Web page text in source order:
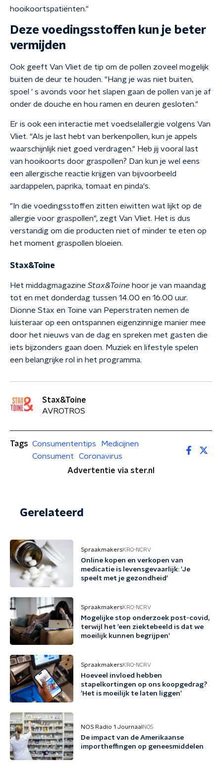
hooikoortspatiënten."
Deze voedingsstoffen kun je beter
vermijden
Ook geeft Van Vliet de tip om de pollen zoveel mogelijk
buiten de deur te houden. "Hang je was niet buiten,
spoel ' s avonds voor het slapen gaan de pollen van je af
onder de douche en hou ramen en deuren gesloten."
Er is ook een interactie met voedselallergie volgens Van
Vliet. "Als je last hebt van berkenpollen, kun je appels
waarschijnlijk niet goed verdragen." Heb jij vooral last
van hooikoorts door graspollen? Dan kun je wel eens
een allergische reactie krijgen van bijvoorbeeld
aardappelen, paprika, tomaat en pinda's.
"In die voedingsstoffen zitten eiwitten wat lijkt op de
allergie voor graspollen", zegt Van Vliet. Het is dus
verstandig om die producten niet of minder te eten op
het moment graspollen bloeien.
Stax&Toine
Het middagmagazine Stax&Toine hoor je van maandag
tot en met donderdag tussen 14.00 en 16.00 uur.
Dionne Stax en Toine van Peperstraten nemen de
luisteraar op een ontspannen eigenzinnige manier mee
door het nieuws van de dag en spreken met gasten die
iets bijzonders gaan doen. Muziek en lifestyle spelen
een belangrijke rol in het programma.
Stax&Toine
AVROTROS
Tags Consumententips
Medicijnen
Consument
Coronavirus
Advertentie via ster.nl
Gerelateerd
SpraakmakersKRO-NCRV
Online kopen en verkopen van
medicatie is levensgevaarlijk: 'Je
speelt met je gezondheid'
SpraakmakersKRO-NCRV
Mogelijke stop onderzoek post-covid,
terwijl het 'een ziektebeeld is dat we
moeilijk kunnen begrijpen'
SpraakmakersKRO-NCRV
Hoeveel invloed hebben
stapelkortingen op ons koopgedrag?
'Het is moeilijk te laten liggen'
NOS Radio 1 Journaal NOS
De impact van de Amerikaanse
importheffingen op geneesmiddelen